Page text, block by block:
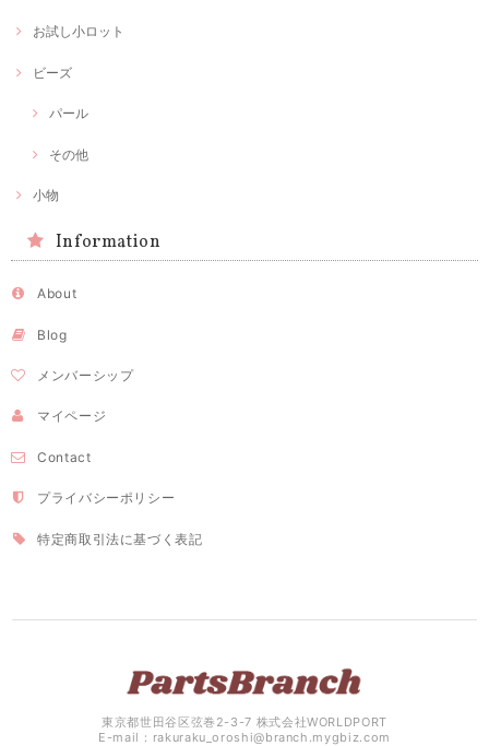
お試し小ロット
ビーズ
パール
その他
小物
Information
About
Blog
メンバーシップ
マイページ
Contact
プライバシーポリシー
特定商取引法に基づく表記
東京都世田谷区弦巻2-3-7 株式会社WORLDPORT
E-mail： rakuraku_oroshi@branch.mygbiz.com